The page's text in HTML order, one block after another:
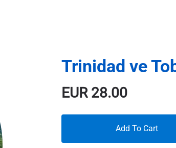
Trinidad ve
EUR28.00
Add To Cart